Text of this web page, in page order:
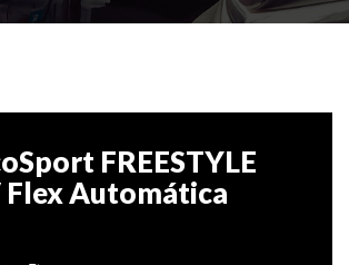
FREESTYLE
Flex Automática